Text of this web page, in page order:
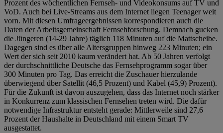
Prozent des wöchentlichen Fernseh- und Videokonsums auf TV und
VoD. Auch bei Live-Streams aus dem Internet liegen Teenager weit
vorn. Mit diesen Umfrageergebnissen korrespondieren auch die
Daten der Arbeitsgemeinschaft Fernsehforschung. Demnach gucken
die Jüngeren (14-29 Jahre) täglich 118 Minuten auf die Mattscheibe.
Dagegen sind es über alle Altersgruppen hinweg 223 Minuten; ein
Wert der sich seit 2010 kaum verändert hat. Ab 50 Jahren verfolgt
der durchschnittliche Deutsche das Fernsehprogramm sogar über
300 Minuten pro Tag. Das erreicht die Zuschauer hierzulande
überwiegend über Satellit (46,5 Prozent) und Kabel (45,9) Prozent).
Für die Zukunft ist davon auszugehen, dass das Internet noch stärker
in Konkurrenz zum klassischen Fernsehen treten wird. Die dafür
notwendige Infrastruktur entsteht gerade: Mittlerweile sind 27,6
Prozent der Haushalte in Deutschland mit einem Smart TV
ausgestattet.